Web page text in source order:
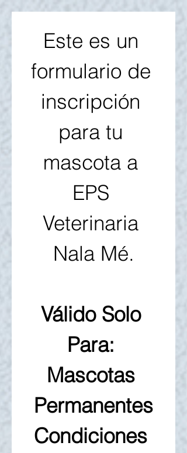
Este es un
formulario de
inscripción
para tu
mascota a
EPS
Veterinaria
Nala Mé.
Válido Solo
Para:
Mascotas
Permanentes
Condiciones